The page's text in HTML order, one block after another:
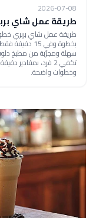
2026-07-08
طريقة عمل شاي
طريقة عمل شاي بربري
بخطوة وفي 15
سهلة ومجرّبة من مطبخ
تكفي 2 فرد، بمقادير دقيقة
وخطوات واضحة.